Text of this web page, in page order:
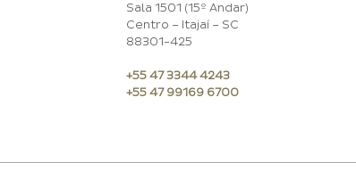
Sala 1501 (15º Andar)
Centro – Itajaí – SC
88301-425
+55 47 3344 4243
+55 47 99169 6700